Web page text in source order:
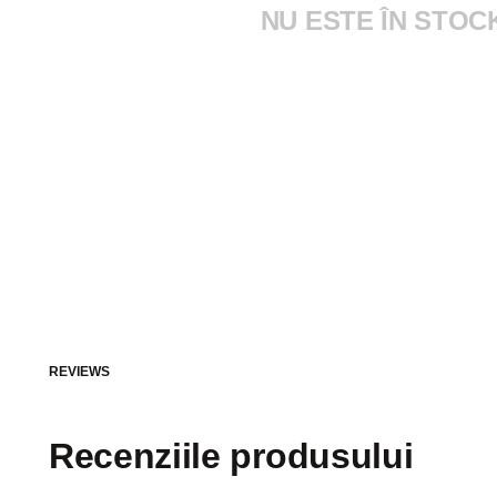
NU ESTE ÎN
REVIEWS
Recenziile produsului